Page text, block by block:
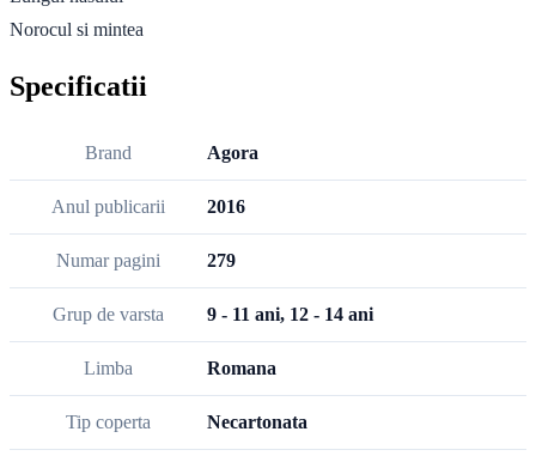
Norocul si mintea
Specificatii
Brand Agora
Anul publicarii 2016
Numar pagini 279
Grup de varsta 9 - 11 ani, 12 - 14 ani
Limba Romana
Tip coperta Necartonata